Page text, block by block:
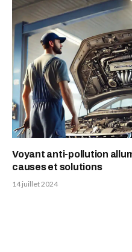
Voyant anti-pollution
causes et solutions
14 juillet 2024